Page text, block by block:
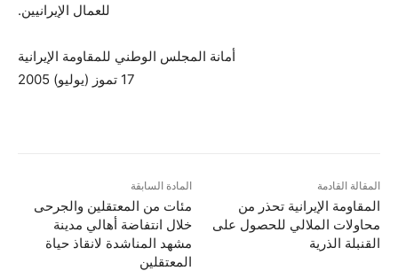
للعمال الإيرانيين.
أمانة المجلس الوطني للمقاومة الإيرانية
17 تموز (يوليو) 2005
المادة السابقة
مئات من المعتقلين والجرحى
خلال انتفاضة أهالي مدينة
مشهد المناشدة لانقاذ حياة
المعتقلين
المقالة القادمة
المقاومة الإيرانية تحذر من
محاولات الملالي للحصول على
القنبلة الذرية